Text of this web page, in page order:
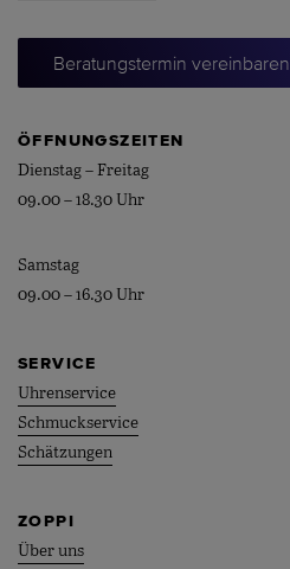
Beratungstermin vereinbaren
ÖFFNUNGSZEITEN
Dienstag – Freitag
09.00 – 18.30 Uhr
Samstag
09.00 – 16.30 Uhr
SERVICE
Uhrenservice
Schmuckservice
Schätzungen
ZOPPI
Über uns